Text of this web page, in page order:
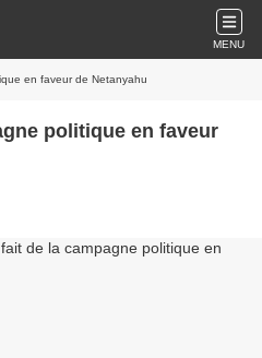
MENU
en faveur de Netanyahu
politique en faveur